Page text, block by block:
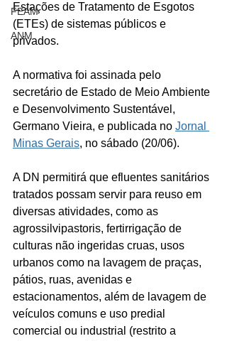
FEAM
ANM
Estações de Tratamento de Esgotos
(ETEs) de sistemas públicos e
privados.
A normativa foi assinada pelo
secretário de Estado de Meio Ambiente
e Desenvolvimento Sustentável,
Germano Vieira, e publicada no Jornal
Minas Gerais, no sábado (20/06).
A DN permitirá que efluentes sanitários
tratados possam servir para reuso em
diversas atividades, como as
agrossilvipastoris, fertirrigação de
culturas não ingeridas cruas, usos
urbanos como na lavagem de praças,
pátios, ruas, avenidas e
estacionamentos, além de lavagem de
veículos comuns e uso predial
comercial ou industrial (restrito a